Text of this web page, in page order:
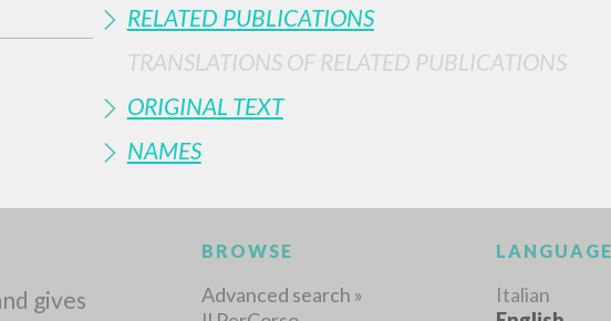
RELATED PUBLICATIONS
TRANSLATIONS OF RELATED PUBLICATIONS
ORIGINAL TEXT
NAMES